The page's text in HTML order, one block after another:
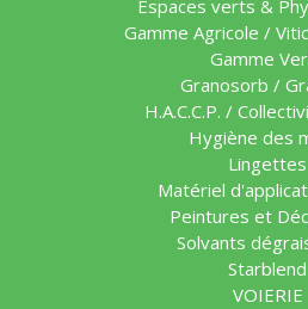
Espaces verts &
Gamme Agricole /
Gamme
Granosorb /
H.A.C.C.P. /
Hygiène des
Lingettes
Matériel
Peintures et
Solvants
Starblend
VOIERIE